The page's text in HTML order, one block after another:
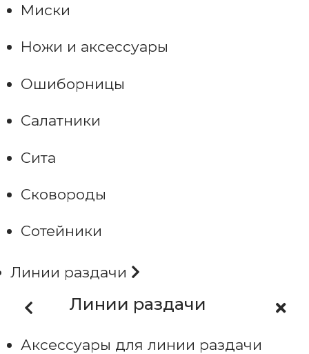
Миски
Ножи и аксессуары
Ошиборницы
Салатники
Сита
Сковороды
Сотейники
Линии раздачи
Линии раздачи
Аксессуары для линии раздачи